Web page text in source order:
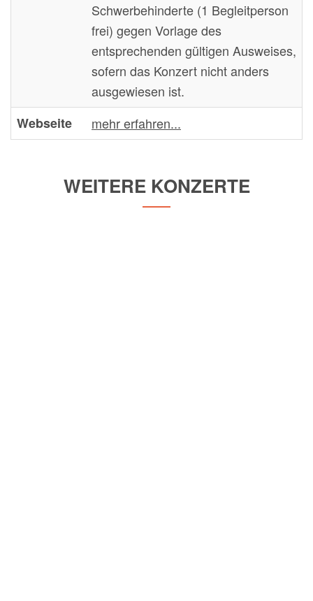
Schwerbehinderte (1 Begleitperson
frei) gegen Vorlage des
entsprechenden gültigen Ausweises,
sofern das Konzert nicht anders
ausgewiesen ist.
Webseite
mehr erfahren...
WEITERE KONZERTE